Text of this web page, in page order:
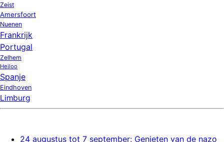
Zeist
Amersfoort
Nuenen
Frankrijk
Portugal
Zelhem
Heiloo
Spanje
Eindhoven
Limburg
24 augustus tot 7 september: Genieten van de nazo